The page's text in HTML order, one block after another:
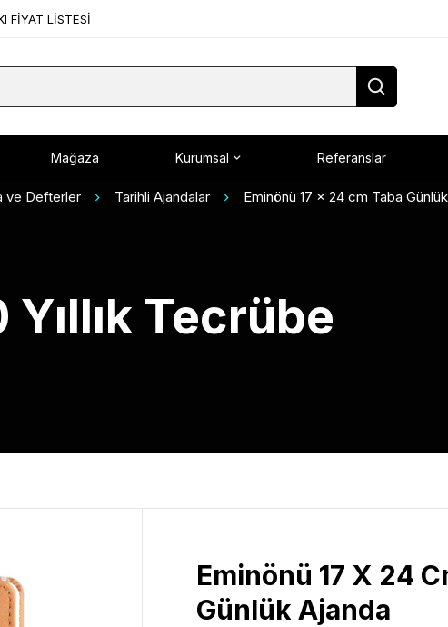
FİYAT LİSTESİ
Mağaza Kurumsal Referanslar
ve Defterler Tarihli Ajandalar Eminönü 17 x 24 cm Taba
Yıllık Tecrübe
Eminönü 17 X 24
Günlük Ajanda